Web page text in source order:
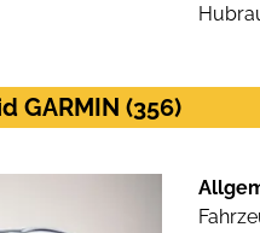
GARMIN (356)